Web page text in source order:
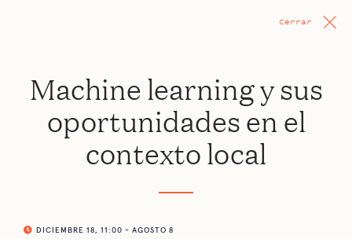
Cerrar
Machine learning y sus
oportunidades en el
contexto local
DICIEMBRE 18, 11:00 - AGOSTO 8